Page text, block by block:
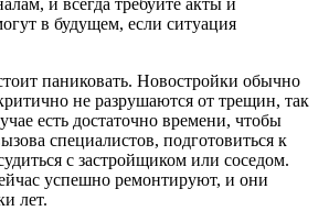
и всегда требуйте акты и
в будущем, если ситуация
паниковать. Новостройки обычно
не разрушаются от трещин, так
есть достаточно времени, чтобы
специалистов, подготовиться к
с застройщиком или соседом.
успешно ремонтируют, и они
лет.